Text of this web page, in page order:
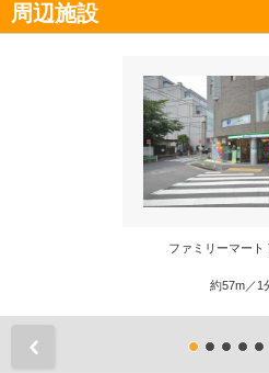
周辺施設
ファミリーマート
約57m／1